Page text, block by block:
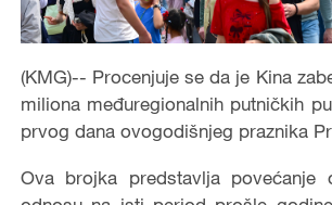
(KMG)-- Procenjuje se da je Kina
miliona međuregionalnih putničkih
prvog dana ovogodišnjeg praznika
Ova brojka predstavlja